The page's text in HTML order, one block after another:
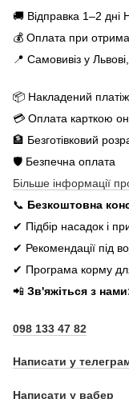
🚚 Відправка 1–2
💰 Оплата при
📍 Самовивіз у
📦 Накладений
💳 Оплата карткою
🏦 Безготівковий
🛡️ Безпечна оплата
Більше інформації
📞 Безкоштовна
✔ Підбір насадок і
✔ Рекомендації під
✔ Програма корму
📲 Зв'яжіться з
098 133 47 82
Написати у
Написати у вабер